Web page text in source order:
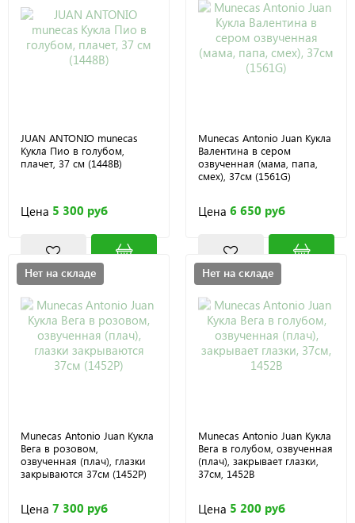
JUAN ANTONIO munecas
Кукла Пио в голубом,
плачет, 37 см (1448B)
Цена 5 300 руб
Munecas Antonio Juan Кукла
Валентина в сером
озвученная (мама, папа,
смех), 37см (1561G)
Цена 6 650 руб
Нет на складе
Munecas Antonio Juan Кукла
Вега в розовом,
озвученная (плач), глазки
закрываются 37см (1452P)
Цена 7 300 руб
Нет на складе
Munecas Antonio Juan Кукла
Вега в голубом, озвученная
(плач), закрывает глазки,
37см, 1452B
Цена 5 200 руб